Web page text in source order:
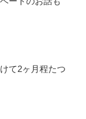
て2ヶ月程たつ